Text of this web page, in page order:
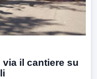
il cantiere su